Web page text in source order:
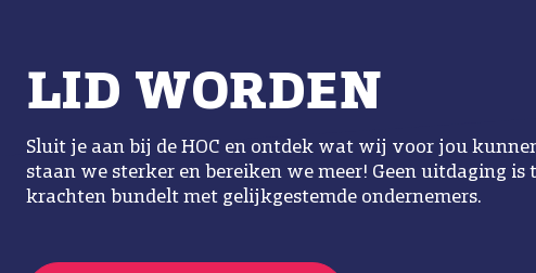
LID WORDEN
Sluit je aan bij de HOC en ontdek wat wij voor jou
staan we sterker en bereiken we meer! Geen uitdaging is
krachten bundelt met gelijkgestemde ondernemers.